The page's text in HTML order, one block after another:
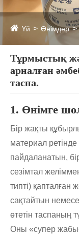
Үй Өнімдер
Тұрмыстық
арналған
таспа.
1. Өнімге
Бір жақты
материал
пайдаланатын,
сезімтал
типті) қапталған
сақтайтын
өтетін таспаның
Оны «супер